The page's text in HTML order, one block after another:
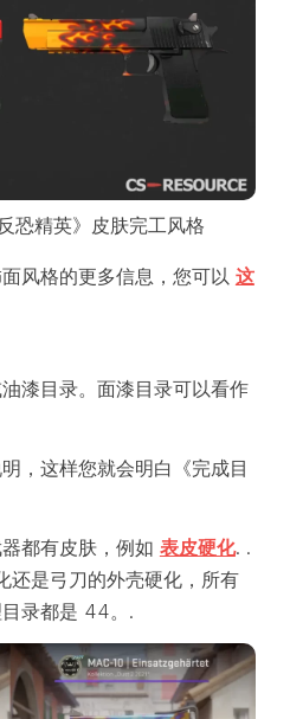
恐精英》皮肤完工风格
风格的更多信息，您可以 这
漆目录。面漆目录可以看作
，这样您就会明白《完成目
都有皮肤，例如 表皮硬化. .
还是弓刀的外壳硬化，所有
录都是 44。.